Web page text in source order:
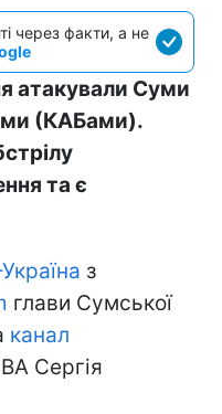
через факти, а не
атакували Суми
(КАБами).
та є
з
глави Сумської
канал
Сергія